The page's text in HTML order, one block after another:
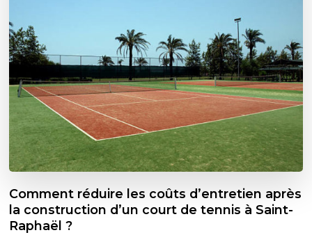
Comment réduire les coûts d’entretien après
la construction d’un court de tennis à Saint-
Raphaël ?